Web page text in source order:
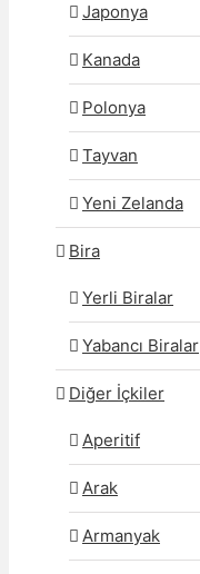
Japonya
Kanada
Polonya
Tayvan
Yeni Zelanda
Bira
Yerli Biralar
Yabancı Biralar
Diğer İçkiler
Aperitif
Arak
Armanyak